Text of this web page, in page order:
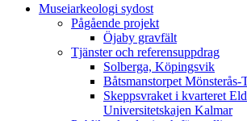
Museiarkeologi sydost
Pågående projekt
Öjaby gravfält
Tjänster och referensuppdrag
Solberga, Köpingsvik
Båtsmanstorpet Mönsterås-
Skeppsvraket i kvarteret
Universitetskajen Kalmar